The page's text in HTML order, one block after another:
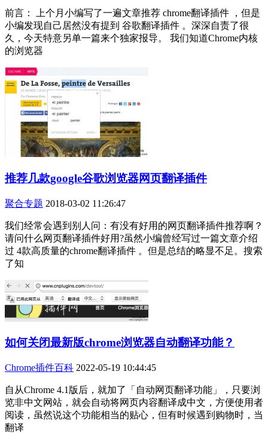
前言： 上个月小编写了一遍文章推荐 chrome翻译插件 ，但是
小编发现自己居然没有提到 谷歌翻译插件 。深深自责了很
久，今天特意另单一篇来个独家报导。 我们知道Chrome内核
的浏览器
推荐几款google谷歌浏览器网页翻译插件
聚合专题 2018-03-02 11:26:47
我们经常会遇到别人问：有没有好用的网页翻译插件推荐啊？
请问什么网页翻译插件好用?虽然小编曾经写过一篇文章介绍
过 4款高质量的chrome翻译插件 。但是总结的略显不足。搜索
了知
如何关闭最新版chrome浏览器自动翻译功能？
Chrome插件百科 2022-05-19 10:44:45
自从Chrome 4.1版后，就加了「自动网页翻译功能」，只要浏
览非中文网站，就会自动将网页内容翻译成中文，方便使用者
阅读，虽然说这个功能相当的贴心，但有时候遇到购物时，当
翻译